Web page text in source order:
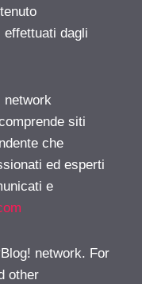
dagli
network
siti
che
ed esperti
e
network. For
other